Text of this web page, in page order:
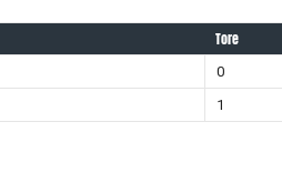
Tore
0
1